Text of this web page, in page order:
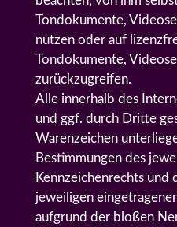
Tondokumente,
nutzen oder auf
Tondokumente,
zurückzugreifen.
Alle innerhalb des
und ggf. durch Dritte
Warenzeichen
Bestimmungen des
Kennzeichenrechts und
jeweiligen
aufgrund der bloßen